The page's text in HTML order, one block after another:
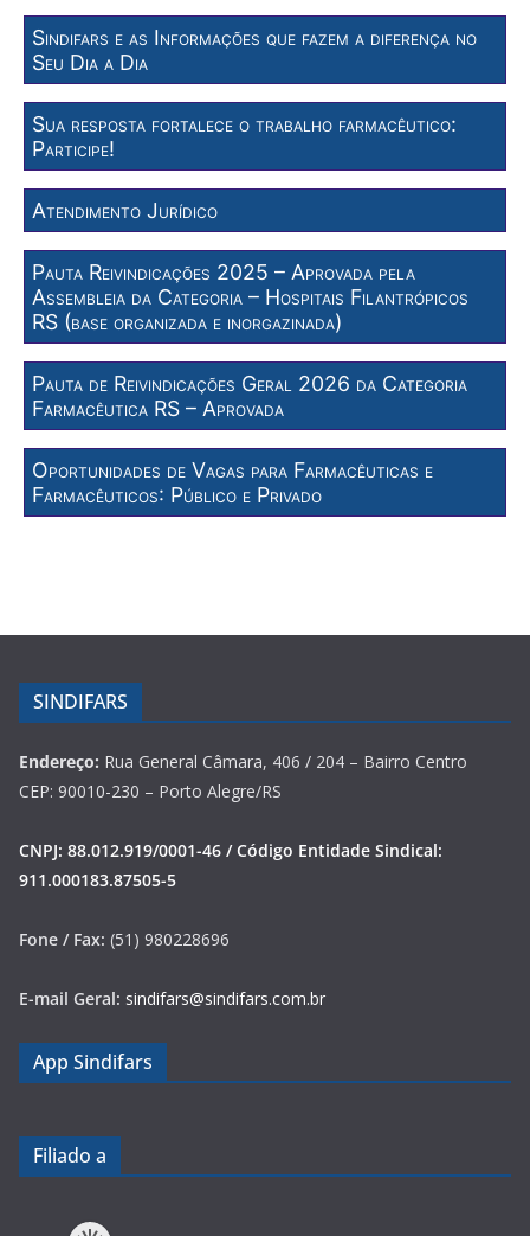
Sindifars e as Informações que fazem a diferença no
Seu Dia a Dia
Sua resposta fortalece o trabalho farmacêutico:
Participe!
Atendimento Jurídico
Pauta Reivindicações 2025 – Aprovada pela
Assembleia da Categoria – Hospitais Filantrópicos
RS (base organizada e inorgazinada)
Pauta de Reivindicações Geral 2026 da Categoria
Farmacêutica RS – Aprovada
Oportunidades de Vagas para Farmacêuticas e
Farmacêuticos: Público e Privado
SINDIFARS
Endereço: Rua General Câmara, 406 / 204 – Bairro Centro
CEP: 90010-230 – Porto Alegre/RS
CNPJ: 88.012.919/0001-46 / Código Entidade Sindical:
911.000183.87505-5
Fone / Fax: (51) 980228696
E-mail Geral: sindifars@sindifars.com.br
App Sindifars
Filiado a